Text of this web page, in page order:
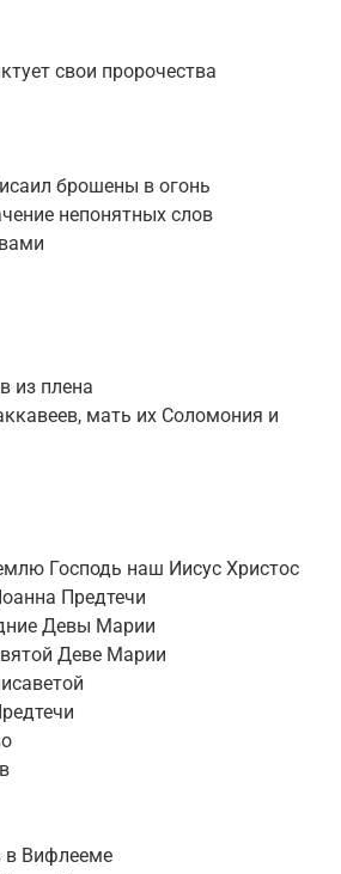
свои пророчества
брошены в огонь
непонятных слов
из плена
мать их Соломония и
Господь наш Иисус Христос
Предтечи
Девы Марии
Деве Марии
в Вифлееме